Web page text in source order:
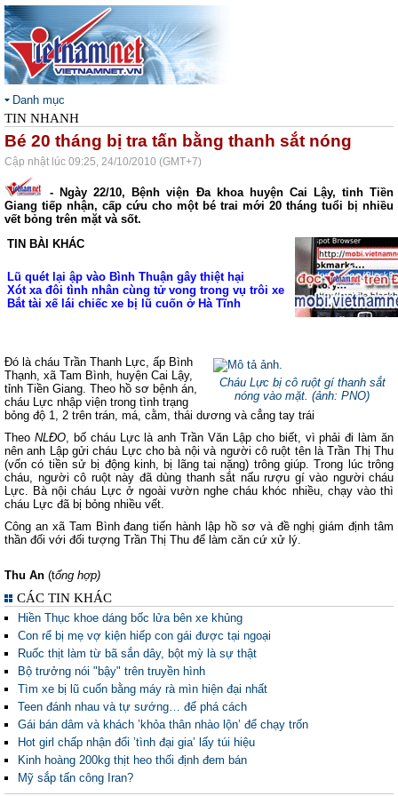
Danh mục
TIN NHANH
Bé 20 tháng bị tra tấn bằng thanh sắt nóng
Cập nhật lúc 09:25, 24/10/2010 (GMT+7)
- Ngày 22/10, Bệnh viện Đa khoa huyện Cai Lậy, tỉnh Tiền
Giang tiếp nhận, cấp cứu cho một bé trai mới 20 tháng tuổi bị nhiều
vết bỏng trên mặt và sốt.
TIN BÀI KHÁC
Lũ quét lại ập vào Bình Thuận gây thiệt hại
Xót xa đôi tình nhân cùng tử vong trong vụ trôi xe
Bắt tài xế lái chiếc xe bị lũ cuốn ở Hà Tĩnh
Cháu Lực bị cô ruột gí thanh sắt
nóng vào mặt. (ảnh: PNO)
Đó là cháu Trần Thanh Lực, ấp Bình
Thạnh, xã Tam Bình, huyện Cai Lậy,
tỉnh Tiền Giang. Theo hồ sơ bệnh án,
cháu Lực nhập viện trong tình trạng
bỏng độ 1, 2 trên trán, má, cằm, thái dương và cẳng tay trái
Theo NLĐO, bố cháu Lực là anh Trần Văn Lập cho biết, vì phải đi làm ăn
nên anh Lập gửi cháu Lực cho bà nội và người cô ruột tên là Trần Thị Thu
(vốn có tiền sử bị động kinh, bị lãng tai nặng) trông giúp. Trong lúc trông
cháu, người cô ruột này đã dùng thanh sắt nấu rượu gí vào người cháu
Lực. Bà nội cháu Lực ở ngoài vườn nghe cháu khóc nhiều, chạy vào thì
cháu Lực đã bị bỏng nhiều vết.
Công an xã Tam Bình đang tiến hành lập hồ sơ và đề nghị giám định tâm
thần đối với đối tượng Trần Thị Thu để làm căn cứ xử lý.
Thu An (tổng hợp)
CÁC TIN KHÁC
Hiền Thục khoe dáng bốc lửa bên xe khủng
Con rể bị mẹ vợ kiện hiếp con gái được tại ngoại
Ruốc thịt làm từ bã sắn dây, bột mỳ là sự thật
Bộ trưởng nói "bậy" trên truyền hình
Tìm xe bị lũ cuốn bằng máy rà mìn hiện đại nhất
Teen đánh nhau và tự sướng… để phá cách
Gái bán dâm và khách ’khỏa thân nhào lộn’ để chạy trốn
Hot girl chấp nhận đổi ’tình đại gia’ lấy túi hiệu
Kinh hoàng 200kg thịt heo thối định đem bán
Mỹ sắp tấn công Iran?